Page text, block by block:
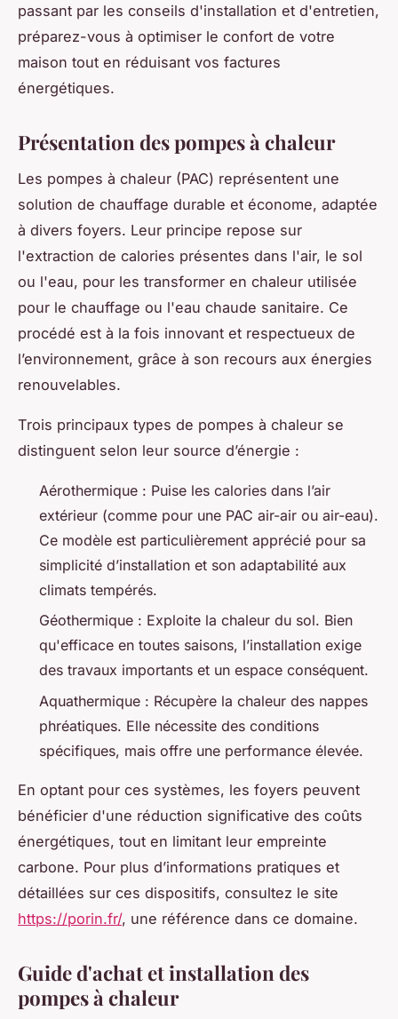
passant par les conseils d'installation et d'entretien,
préparez-vous à optimiser le confort de votre
maison tout en réduisant vos factures
énergétiques.
Présentation des pompes à chaleur
Les pompes à chaleur (PAC) représentent une
solution de chauffage durable et économe, adaptée
à divers foyers. Leur principe repose sur
l'extraction de calories présentes dans l'air, le sol
ou l'eau, pour les transformer en chaleur utilisée
pour le chauffage ou l'eau chaude sanitaire. Ce
procédé est à la fois innovant et respectueux de
l’environnement, grâce à son recours aux énergies
renouvelables.
Trois principaux types de pompes à chaleur se
distinguent selon leur source d’énergie :
Aérothermique : Puise les calories dans l’air
extérieur (comme pour une PAC air-air ou air-eau).
Ce modèle est particulièrement apprécié pour sa
simplicité d’installation et son adaptabilité aux
climats tempérés.
Géothermique : Exploite la chaleur du sol. Bien
qu'efficace en toutes saisons, l’installation exige
des travaux importants et un espace conséquent.
Aquathermique : Récupère la chaleur des nappes
phréatiques. Elle nécessite des conditions
spécifiques, mais offre une performance élevée.
En optant pour ces systèmes, les foyers peuvent
bénéficier d'une réduction significative des coûts
énergétiques, tout en limitant leur empreinte
carbone. Pour plus d’informations pratiques et
détaillées sur ces dispositifs, consultez le site
https://porin.fr/, une référence dans ce domaine.
Guide d'achat et installation des
pompes à chaleur